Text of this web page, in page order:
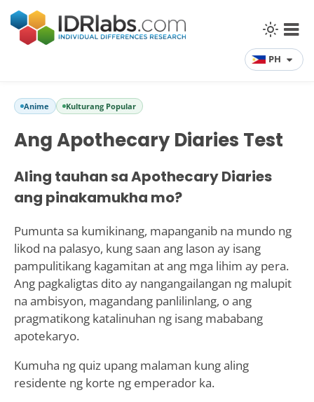
PH
Anime Kulturang Popular
Ang Apothecary Diaries Test
Aling tauhan sa Apothecary Diaries
ang pinakamukha mo?
Pumunta sa kumikinang, mapanganib na mundo ng
likod na palasyo, kung saan ang lason ay isang
pampulitikang kagamitan at ang mga lihim ay pera.
Ang pagkaligtas dito ay nangangailangan ng malupit
na ambisyon, magandang panlilinlang, o ang
pragmatikong katalinuhan ng isang mababang
apotekaryo.
Kumuha ng quiz upang malaman kung aling
residente ng korte ng emperador ka.